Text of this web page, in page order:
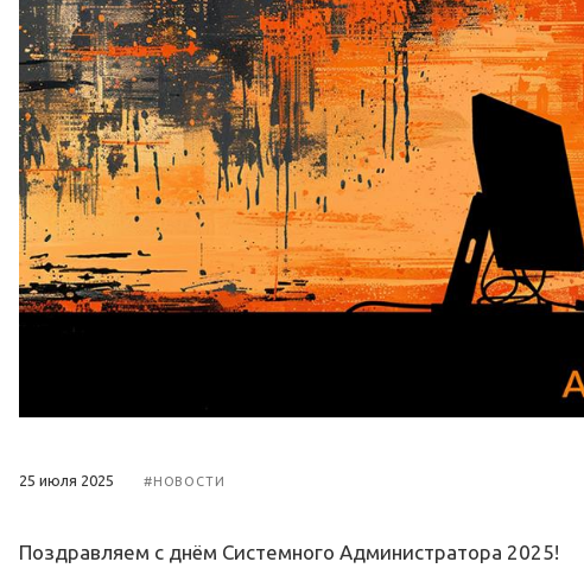
25 июля 2025 #НОВОСТИ
Поздравляем с днём Системного Администратора 2025!